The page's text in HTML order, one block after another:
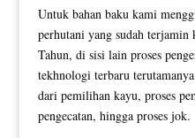
Untuk bahan baku kami
perhutani yang sudah terjamin
Tahun, di sisi lain proses
tekhnologi terbaru
dari pemilihan kayu, proses
pengecatan, hingga proses jok.